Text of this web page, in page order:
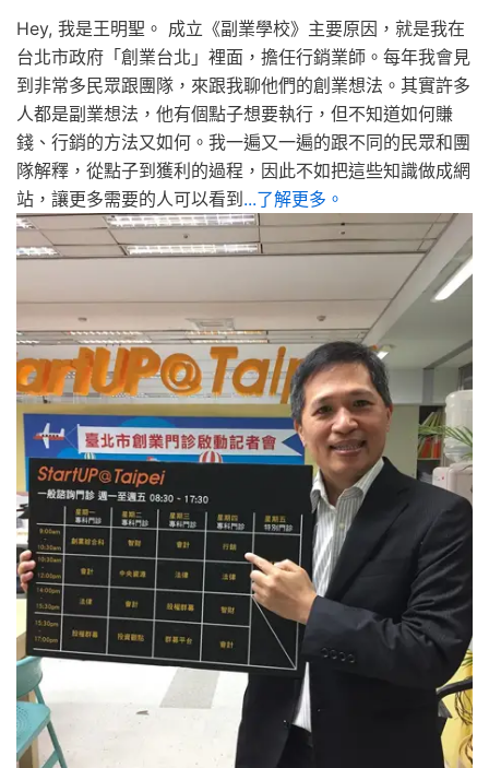
Hey, 我是王明聖。 成立《副業學校》主要原因，就是我在
台北市政府「創業台北」裡面，擔任行銷業師。每年我會見
到非常多民眾跟團隊，來跟我聊他們的創業想法。其實許多
人都是副業想法，他有個點子想要執行，但不知道如何賺
錢、行銷的方法又如何。我一遍又一遍的跟不同的民眾和團
隊解釋，從點子到獲利的過程，因此不如把這些知識做成網
站，讓更多需要的人可以看到 ...了解更多。